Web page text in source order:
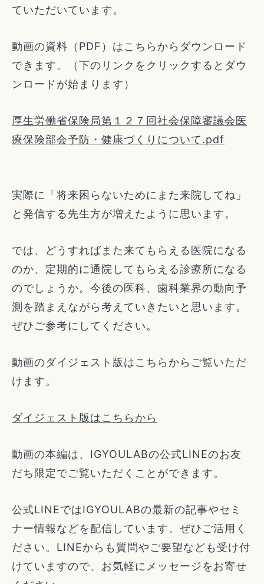
ていただいています。
動画の資料（PDF）はこちらからダウンロード
できます。（下のリンクをクリックするとダウ
ンロードが始まります）
厚生労働省保険局第１２７回社会保障審議会医
療保険部会予防・健康づくりについて.pdf
実際に「将来困らないためにまた来院してね」
と発信する先生方が増えたように思います。
では、どうすればまた来てもらえる医院になる
のか、定期的に通院してもらえる診療所になる
のでしょうか。今後の医科、歯科業界の動向予
測を踏まえながら考えていきたいと思います。
ぜひご参考にしてください。
動画のダイジェスト版はこちらからご覧いただ
けます。
ダイジェスト版はこちらから
動画の本編は、IGYOULABの公式LINEのお友
だち限定でご覧いただくことができます。
公式LINEではIGYOULABの最新の記事やセミ
ナー情報などを配信しています。ぜひご活用く
ださい。LINEからも質問やご要望なども受け付
けていますので、お気軽にメッセージをお寄せ